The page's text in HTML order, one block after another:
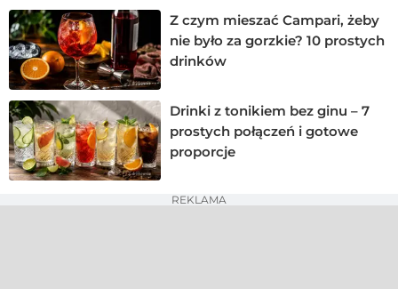
Z czym mieszać Campari, żeby
nie było za gorzkie? 10 prostych
drinków
Drinki z tonikiem bez ginu – 7
prostych połączeń i gotowe
proporcje
REKLAMA